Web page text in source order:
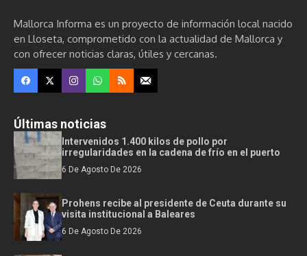
Mallorca Informa es un proyecto de información local nacido
en Lloseta, comprometido con la actualidad de Mallorca y
con ofrecer noticias claras, útiles y cercanas.
Últimas noticias
Intervenidos 1.400 kilos de pollo por
irregularidades en la cadena de frío en el puerto
6 De Agosto De 2026
Prohens recibe al presidente de Ceuta durante su
visita institucional a Baleares
6 De Agosto De 2026